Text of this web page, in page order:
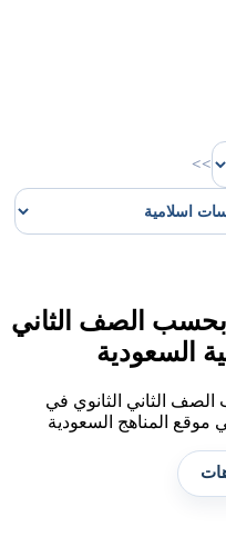
>>
الصف الثاني
السعودية
الثاني الثانوي في
موقع المناهج السعودية